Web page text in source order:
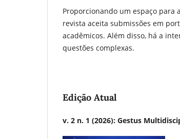
Proporcionando um espaço para
revista aceita submissões em
acadêmicos. Além disso, há a
questões complexas.
Edição Atual
v. 2 n. 1 (2026): Gestus